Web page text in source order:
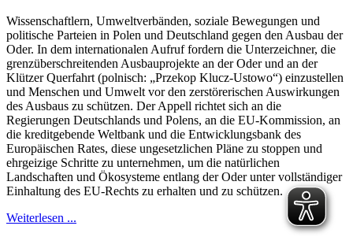
Wissenschaftlern, Umweltverbänden, soziale Bewegungen und
politische Parteien in Polen und Deutschland gegen den Ausbau der
Oder. In dem internationalen Aufruf fordern die Unterzeichner, die
grenzüberschreitenden Ausbauprojekte an der Oder und an der
Klützer Querfahrt (polnisch: „Przekop Klucz-Ustowo“) einzustellen
und Menschen und Umwelt vor den zerstörerischen Auswirkungen
des Ausbaus zu schützen. Der Appell richtet sich an die
Regierungen Deutschlands und Polens, an die EU-Kommission, an
die kreditgebende Weltbank und die Entwicklungsbank des
Europäischen Rates, diese ungesetzlichen Pläne zu stoppen und
ehrgeizige Schritte zu unternehmen, um die natürlichen
Landschaften und Ökosysteme entlang der Oder unter vollständiger
Einhaltung des EU-Rechts zu erhalten und zu schützen.
Weiterlesen ...